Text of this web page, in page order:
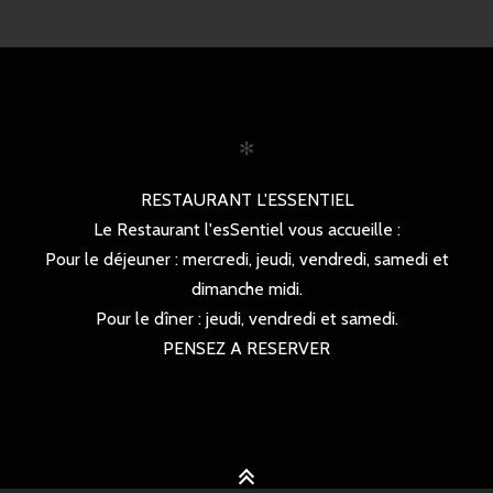
✻
RESTAURANT L'ESSENTIEL
Le Restaurant l'esSentiel vous accueille :
Pour le déjeuner : mercredi, jeudi, vendredi, samedi et
dimanche midi.
Pour le dîner : jeudi, vendredi et samedi.
PENSEZ A RESERVER